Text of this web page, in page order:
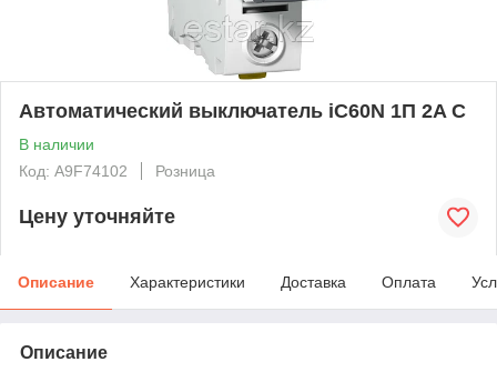
Автоматический выключатель iC60N 1П 2A C
В наличии
Код: A9F74102
Розница
Цену уточняйте
Описание Характеристики Доставка Оплата
Описание